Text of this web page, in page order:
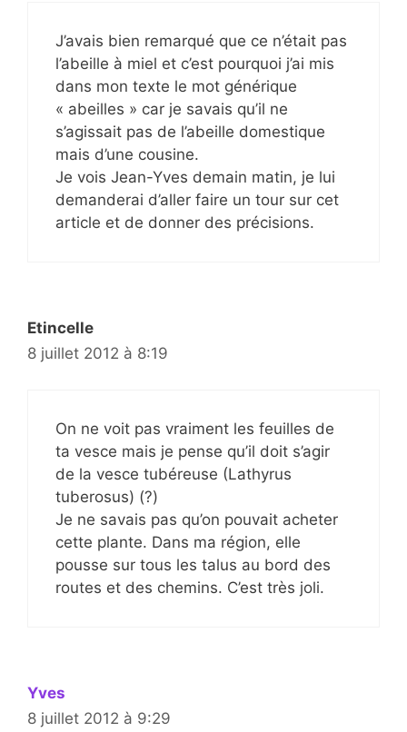
J’avais bien remarqué que ce n’était pas
l’abeille à miel et c’est pourquoi j’ai mis
dans mon texte le mot générique
« abeilles » car je savais qu’il ne
s’agissait pas de l’abeille domestique
mais d’une cousine.
Je vois Jean-Yves demain matin, je lui
demanderai d’aller faire un tour sur cet
article et de donner des précisions.
Etincelle
8 juillet 2012 à 8:19
On ne voit pas vraiment les feuilles de
ta vesce mais je pense qu’il doit s’agir
de la vesce tubéreuse (Lathyrus
tuberosus) (?)
Je ne savais pas qu’on pouvait acheter
cette plante. Dans ma région, elle
pousse sur tous les talus au bord des
routes et des chemins. C’est très joli.
Yves
8 juillet 2012 à 9:29